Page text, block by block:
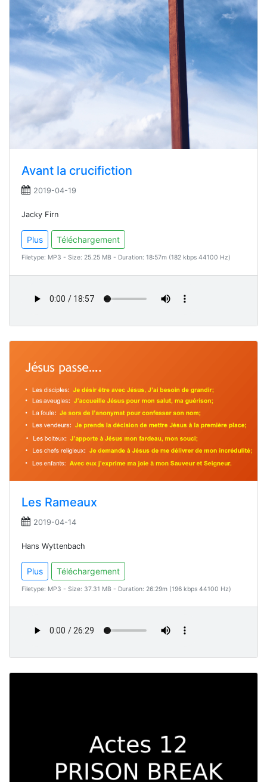
Avant la crucifiction
2019-04-19
Jacky Firn
Plus Téléchargement
Filetype: MP3 - Size: 25.25 MB - Duration: 18:57m (182 kbps 44100 Hz)
Les Rameaux
2019-04-14
Hans Wyttenbach
Plus Téléchargement
Filetype: MP3 - Size: 37.31 MB - Duration: 26:29m (196 kbps 44100 Hz)